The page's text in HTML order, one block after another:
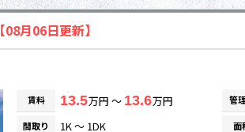
【08月06日更新】
賃料 13.5万円 ～ 13.6万円 管
間取り 1K ～ 1DK 面